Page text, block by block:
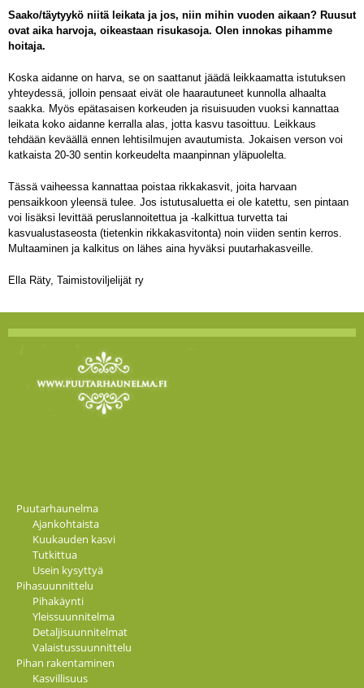
Saako/täytyykö niitä leikata ja jos, niin mihin vuoden aikaan? Ruusut
ovat aika harvoja, oikeastaan risukasoja. Olen innokas pihamme
hoitaja.
Koska aidanne on harva, se on saattanut jäädä leikkaamatta istutuksen
yhteydessä, jolloin pensaat eivät ole haarautuneet kunnolla alhaalta
saakka. Myös epätasaisen korkeuden ja risuisuuden vuoksi kannattaa
leikata koko aidanne kerralla alas, jotta kasvu tasoittuu. Leikkaus
tehdään keväällä ennen lehtisilmujen avautumista. Jokaisen verson voi
katkaista 20-30 sentin korkeudelta maanpinnan yläpuolelta.
Tässä vaiheessa kannattaa poistaa rikkakasvit, joita harvaan
pensaikkoon yleensä tulee. Jos istutusaluetta ei ole katettu, sen pintaan
voi lisäksi levittää peruslannoitettua ja -kalkittua turvetta tai
kasvualustaseosta (tietenkin rikkakasvitonta) noin viiden sentin kerros.
Multaaminen ja kalkitus on lähes aina hyväksi puutarhakasveille.
Ella Räty, Taimistoviljelijät ry
Puutarhaunelma
Ajankohtaista
Kuukauden kasvi
Tutkittua
Usein kysyttyä
Pihasuunnittelu
Pihakäynti
Yleissuunnitelma
Detaljisuunnitelmat
Valaistussuunnittelu
Pihan rakentaminen
Kasvillisuus